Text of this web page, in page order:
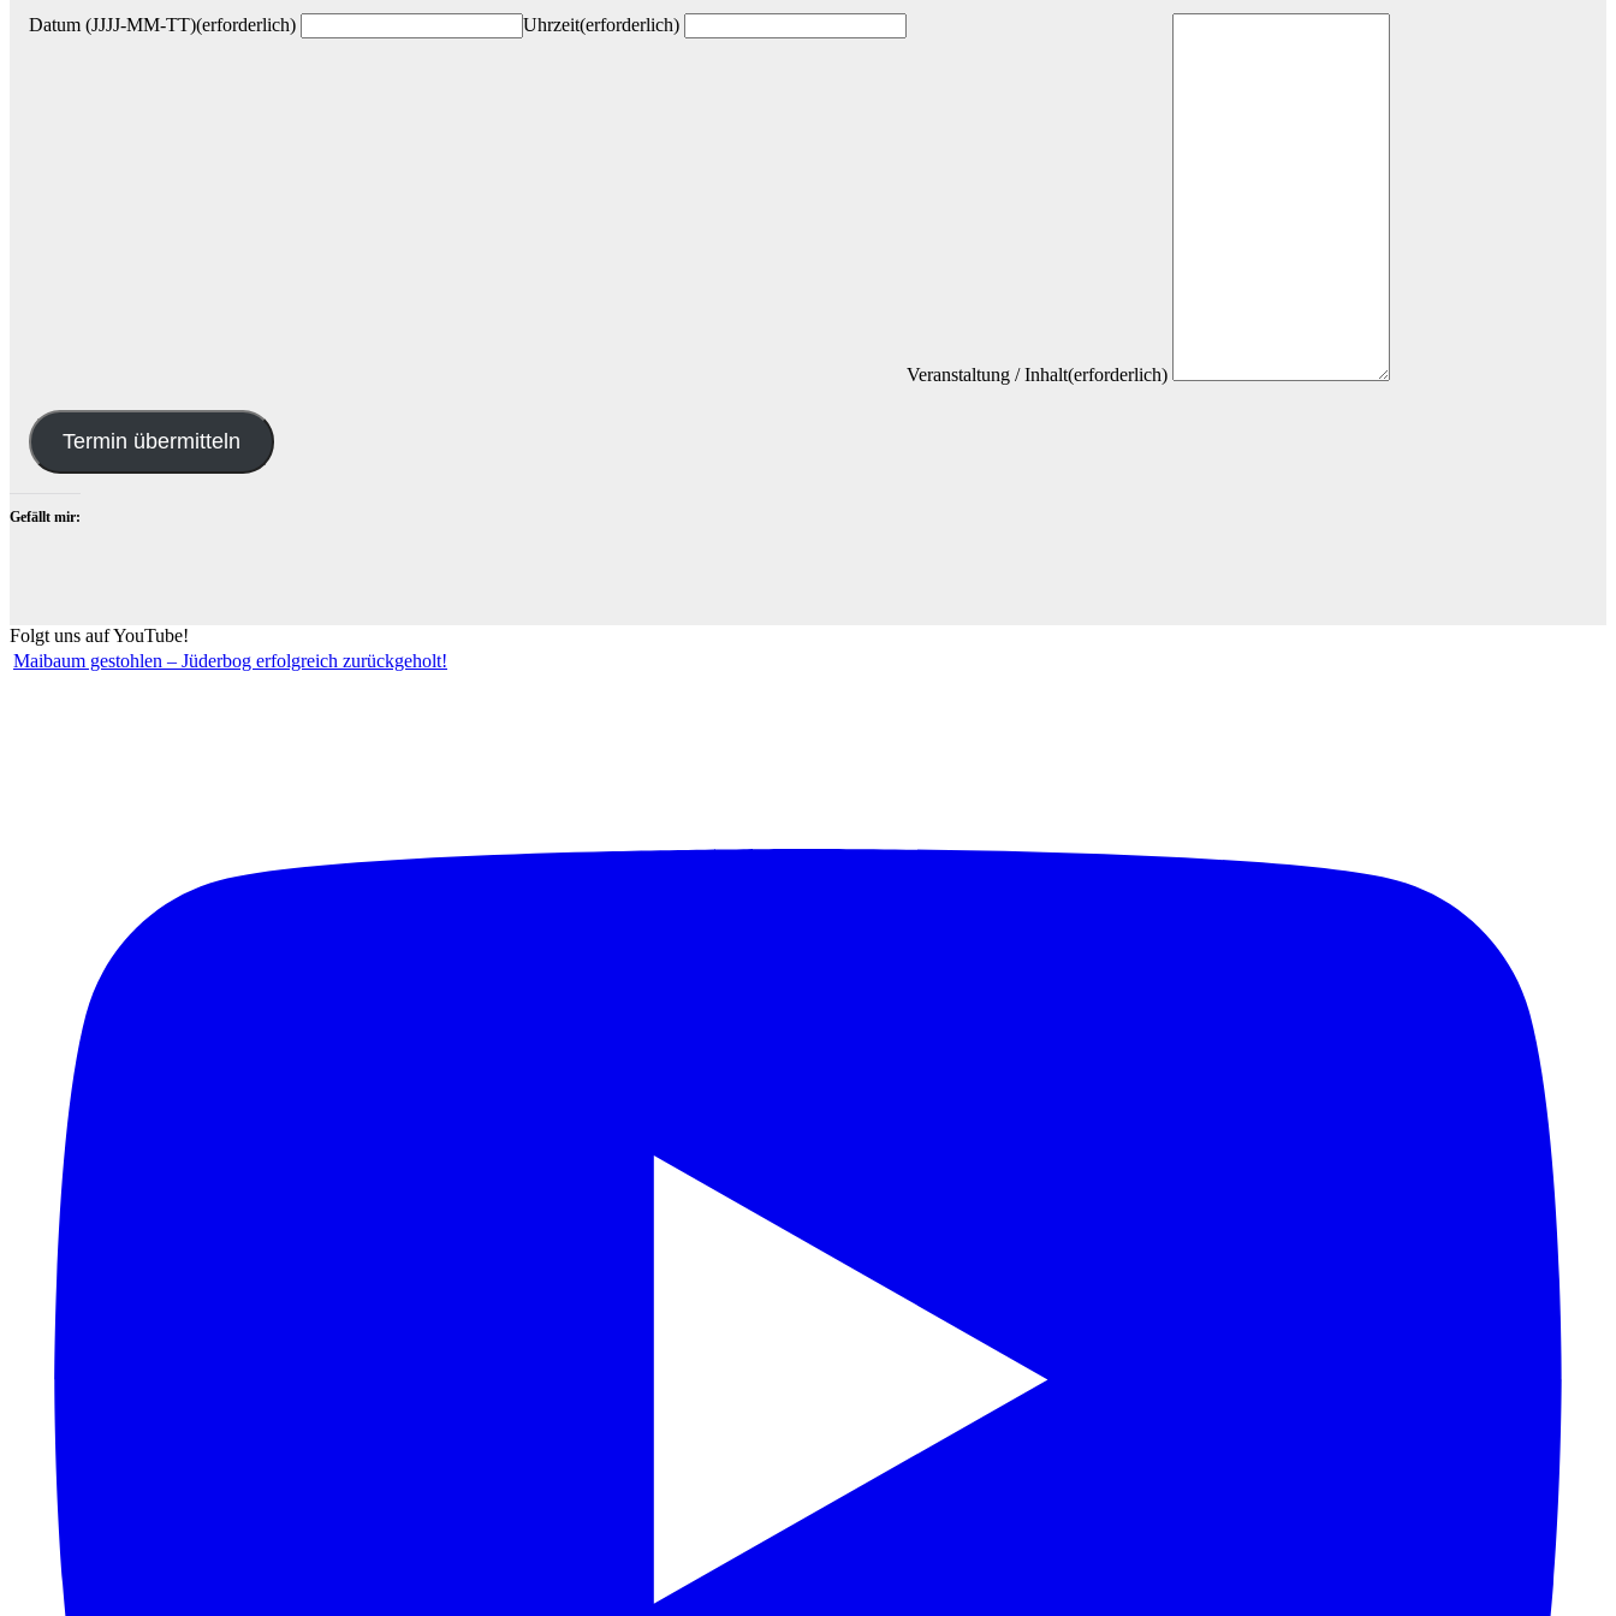
Datum (JJJJ-MM-TT)(erforderlich) Uhrzeit(erforderlich)
Veranstaltung / Inhalt(erforderlich)
Termin übermitteln
Gefällt mir:
Folgt uns auf YouTube!
Maibaum gestohlen – Jüderbog erfolgreich zurückgeholt!